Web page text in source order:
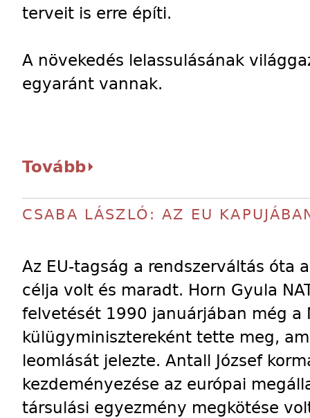
terveit is erre építi.
A növekedés lelassulásának
egyaránt vannak.
Tovább
CSABA LÁSZLÓ: AZ EU
Az EU-tagság a rendszerváltás óta
célja volt és maradt. Horn Gyula
felvetését 1990 januárjában még a
külügyminisztereként tette meg,
leomlását jelezte. Antall József
kezdeményezése az európai
társulási egyezmény megkötése